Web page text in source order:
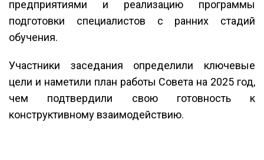
предприятиями и реализацию программы
подготовки специалистов с ранних стадий
обучения.
Участники заседания определили ключевые
цели и наметили план работы Совета на 2025 год,
чем подтвердили свою готовность к
конструктивному взаимодействию.